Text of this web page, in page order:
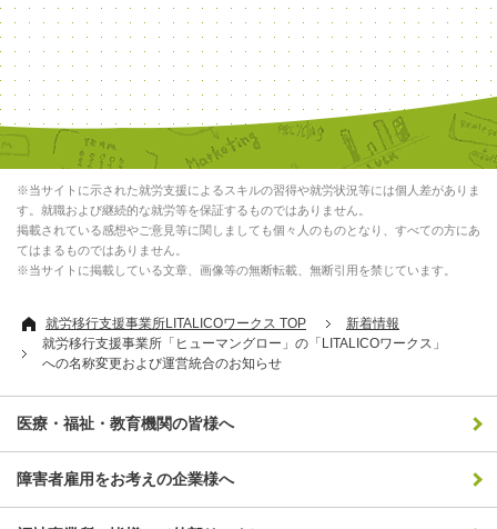
※当サイトに示された就労支援によるスキルの習得や就労状況等には個人差がありま
す。就職および継続的な就労等を保証するものではありません。
掲載されている感想やご意見等に関しましても個々人のものとなり、すべての方にあ
てはまるものではありません。
※当サイトに掲載している文章、画像等の無断転載、無断引用を禁じています。
就労移行支援事業所LITALICOワークス TOP
新着情報
就労移行支援事業所「ヒューマングロー」の「LITALICOワークス」
への名称変更および運営統合のお知らせ
医療・福祉・教育機関の皆様へ
障害者雇用をお考えの企業様へ